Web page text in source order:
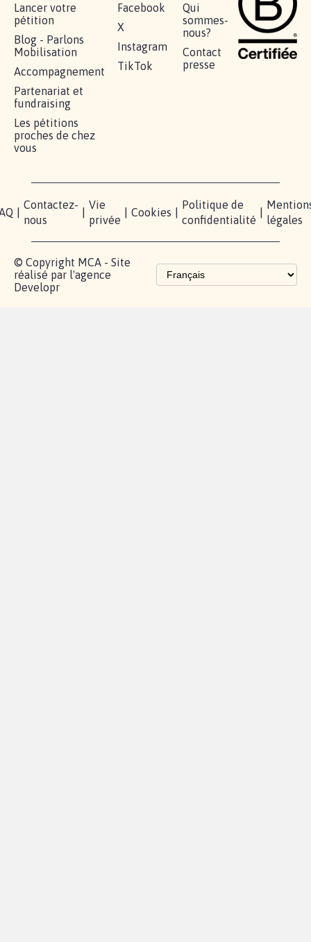
Lancer votre
pétition
Blog - Parlons
Mobilisation
Accompagnement
Partenariat et
fundraising
Les pétitions
proches de chez
vous
Facebook
X
Instagram
TikTok
Qui
sommes-
nous?
Contact
presse
Contactez-
nous
Vie
privée
Cookies
Politique de
confidentialité
légales
© Copyright MCA - Site
réalisé par l'agence
Developr